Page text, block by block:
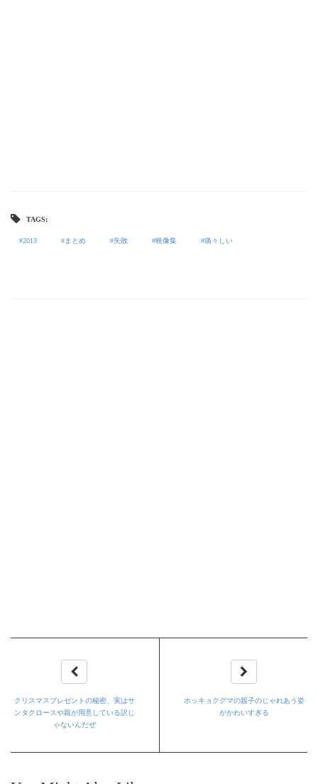
TAGS:
2013 まとめ 失敗 映像集 痛々しい
クリスマスプレゼントの秘密、実はサ
ンタクロースや親が用意している訳じ
ゃないんだぜ
ホッキョクグマの親子のじゃれあう姿
がかわいすぎる